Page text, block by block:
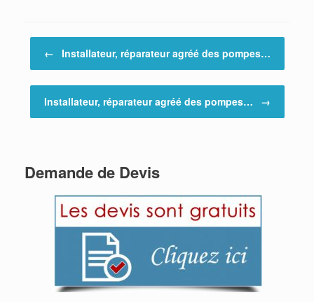
← Installateur, réparateur agréé des pompes…
Installateur, réparateur agréé des pompes… →
Demande de Devis